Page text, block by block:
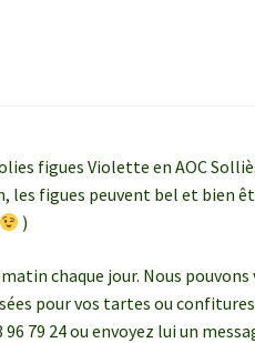
figues Violette en AOC
les figues peuvent bel et bien
)
chaque jour. Nous pouvons
pour vos tartes ou
79 24 ou envoyez lui un